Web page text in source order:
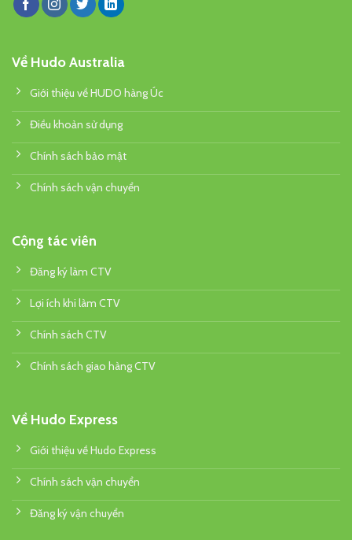
Về Hudo Australia
Giới thiệu về HUDO hàng Úc
Điều khoản sử dụng
Chính sách bảo mật
Chính sách vận chuyển
Cộng tác viên
Đăng ký làm CTV
Lợi ích khi làm CTV
Chính sách CTV
Chính sách giao hàng CTV
Về Hudo Express
Giới thiệu về Hudo Express
Chính sách vận chuyển
Đăng ký vận chuyển